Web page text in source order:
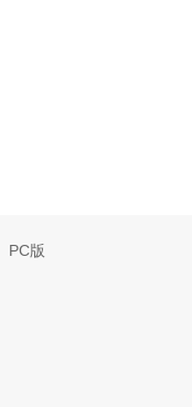
PC版